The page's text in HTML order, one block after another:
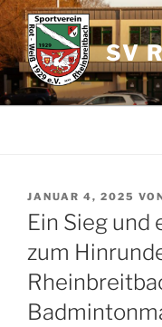
Zum
Inhalt
springen
SV
VERÖFFENTLICHT
AM
JANUAR 4, 2025
Ein Sieg und
zum